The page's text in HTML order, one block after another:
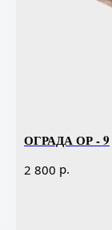
ОГРАДА ОР - 9
2 800 р.